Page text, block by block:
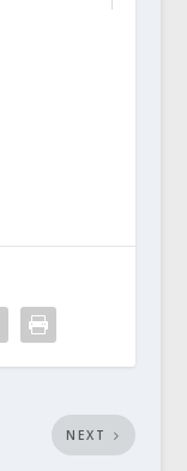
NEXT